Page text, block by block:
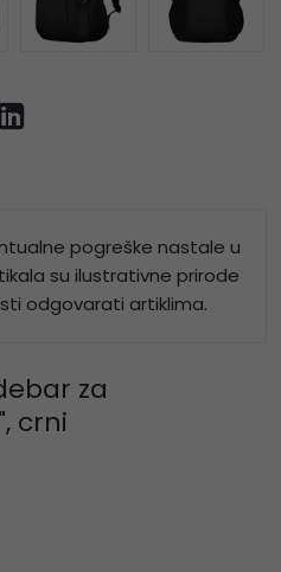
pogreške nastale u
su ilustrativne prirode
odgovarati artiklima.
za
crni